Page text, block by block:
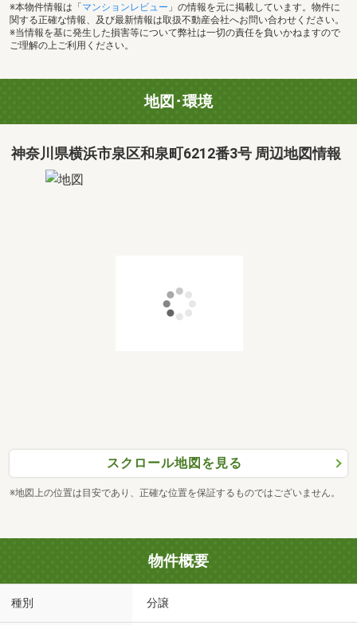
※本物件情報は「 マンションレビュー 」の情報を元に掲載しています。物件に
関する正確な情報、及び最新情報は取扱不動産会社へお問い合わせください。
※当情報を基に発生した損害等について弊社は一切の責任を負いかねますので
ご理解の上ご利用ください。
地図･環境
神奈川県横浜市泉区和泉町6212番3号 周辺地図情報
スクロール地図を見る
※地図上の位置は目安であり、正確な位置を保証するものではございません。
物件概要
種別 分譲